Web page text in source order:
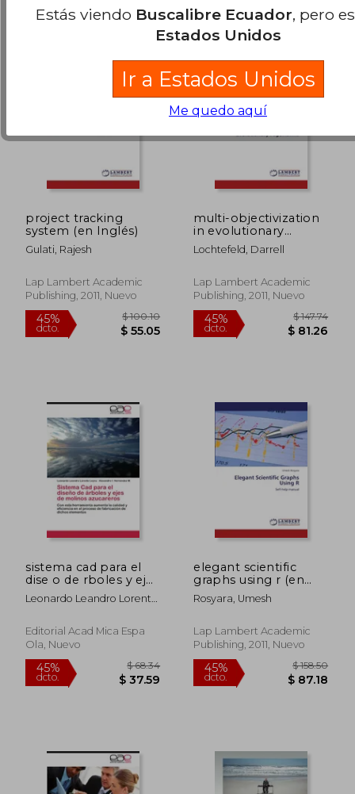
40%
dcto.
$ 235.86
$ 141.52
45%
dcto.
$
$
project tracking
system (en Inglés)
Gulati, Rajesh
Lap Lambert Academic
Publishing, 2011, Nuevo
multi-objectivization
in evolutionary
algorithms (en
Inglés)
Lochtefeld, Darrell
Lap Lambert Academic
Publishing, 2011, Nuevo
sistema cad para el
dise o de rboles y ejes
de molinos
azucareros
Leonardo Leandro Lorente
Editorial Acad Mica Espa
Ola, Nuevo
elegant scientific
graphs using r (en
Inglés)
Rosyara, Umesh
Lap Lambert Academic
Publishing, 2011, Nuevo
Estás viendo Buscalibre Ecuador, pero
Estados Unidos
Ir a Estados Unidos
Me quedo aquí